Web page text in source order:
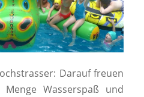
Darauf freuen
Wasserspaß und